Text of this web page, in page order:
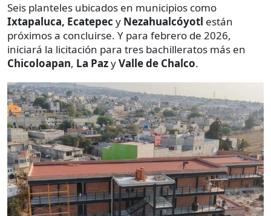
Seis planteles ubicados en municipios como
Ixtapaluca, Ecatepec y Nezahualcóyotl están
próximos a concluirse. Y para febrero de 2026,
iniciará la licitación para tres bachilleratos más en
Chicoloapan, La PazyValle de Chalco.